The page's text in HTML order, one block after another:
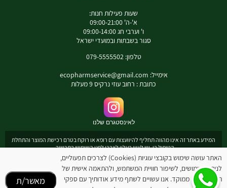
שעות פעילות חנות:
א'-ה' 09:00-21:00
ו' וערבי חג 09:00-14:00
סגור בשבתות ובמועדי ישראל
טלפון: 079-5555502
אימייל: ecopharmservice@gmail.com
כתובת : רחוב עוזי נרקיס 9 מעלות
לאינסטגרם שלנו
המידע באתר זה אינו מהווה תחליף להיוועצות עם רופא או רוקח בטרם רכישת המוצר והתחלת
הטיפול בו. יש לעיין בעלון לצרכן לפני השימוש בתכשיר .
מומלץ להיוועץ עם רוקח בכל הנוגע למטרות ואופן השימוש , תופעות לוואי ואינטראקציה עם
תכשירים אחרים.
המחירים בתוקף לרכישה באתר בלבד - להתייעצות עם רוקח: 0795555502
ובנוסף כתובת דואר אלקטרוני
ecopharmservice@gmail.com
האתר עושה שימוש בקובצי עוגיות (Cookies) לצרכים תפעוליים,
לניתוח שימושים, לשיפור חוויית המשתמש, ולהתאמה אישית של
תוכן ופרסום ממוקד. אנו עשויים לשתף מידע אודותיך עם ספקי
מאשר/ת